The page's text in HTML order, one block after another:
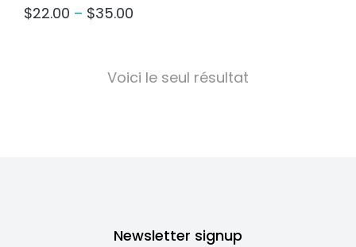
$22.00 – $35.00
Voici le seul résultat
Newsletter signup